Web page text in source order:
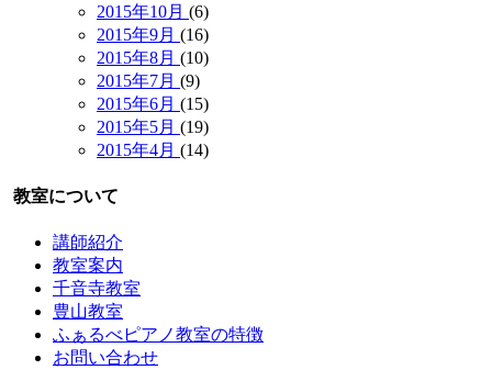
2015年10月 (6)
2015年9月 (16)
2015年8月 (10)
2015年7月 (9)
2015年6月 (15)
2015年5月 (19)
2015年4月 (14)
教室について
講師紹介
教室案内
千音寺教室
豊山教室
ふぁるべピアノ教室の特徴
お問い合わせ